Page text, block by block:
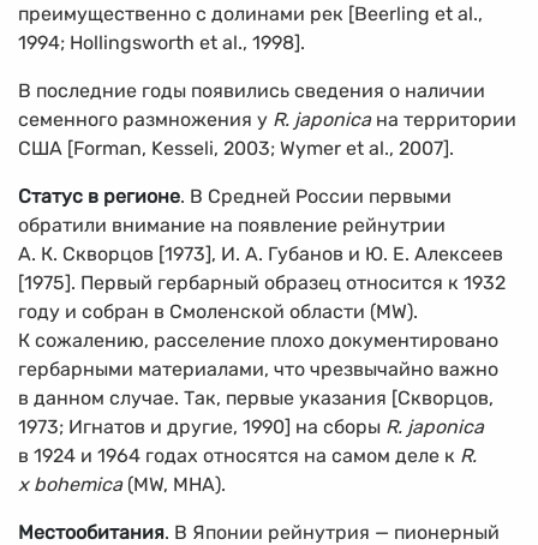
преимущественно с долинами рек [Beerling et al.,
1994; Hollingsworth et al., 1998].
В последние годы появились сведения о наличии
семенного размножения у R. japonicaна территории
США [Forman, Kesseli, 2003; Wymer et al., 2007].
Статус в регионе. В Средней России первыми
обратили внимание на появление рейнутрии
А. К. Скворцов [1973], И. А. Губанов и Ю. Е. Алексеев
[1975]. Первый гербарный образец относится к 1932
году и собран в Смоленской области (MW).
К сожалению, расселение плохо документировано
гербарными материалами, что чрезвычайно важно
в данном случае. Так, первые указания [Скворцов,
1973; Игнатов и другие, 1990] на сборы R. japonica
в 1924 и 1964 годах относятся на самом деле к R.
х bohemica(MW, МНА).
Местообитания. В Японии рейнутрия — пионерный